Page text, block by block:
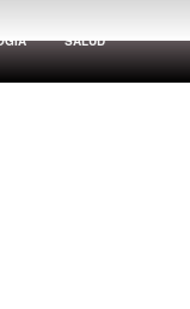
SALUD